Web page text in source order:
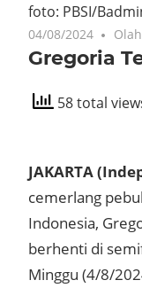
foto: PBSI/
04/08/2024
Gregoria
58 total
JAKARTA
cemerlang
Indonesia,
berhenti di
Minggu (4/8/